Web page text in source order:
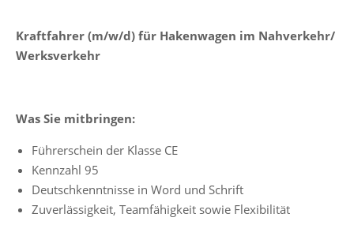
Kraftfahrer (m/w/d) für Hakenwagen im Nahverkehr/
Werksverkehr
Was Sie mitbringen:
Führerschein der Klasse CE
Kennzahl 95
Deutschkenntnisse in Word und Schrift
Zuverlässigkeit, Teamfähigkeit sowie Flexibilität